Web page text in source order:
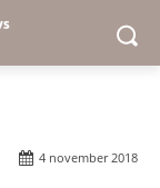
4 november 2018